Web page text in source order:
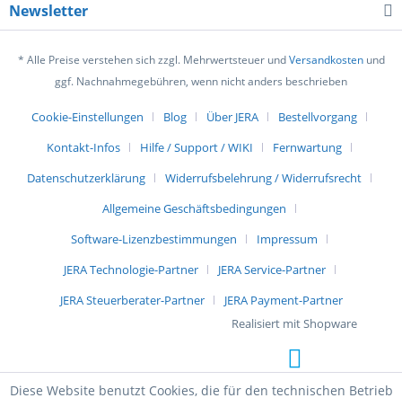
Newsletter
* Alle Preise verstehen sich zzgl. Mehrwertsteuer undVersandkostenund
ggf. Nachnahmegebühren, wenn nicht anders beschrieben
Cookie-Einstellungen Blog Über JERA
Bestellvorgang
Kontakt-Infos
Hilfe / Support / WIKI
Fernwartung
Datenschutzerklärung
Widerrufsbelehrung / Widerrufsrecht
Allgemeine Geschäftsbedingungen
Software-Lizenzbestimmungen
Impressum
JERA Technologie-Partner
JERA Service-Partner
JERA Steuerberater-Partner
JERA Payment-Partner
Realisiert mit Shopware
Diese Website benutzt Cookies, die für den technischen Betrieb